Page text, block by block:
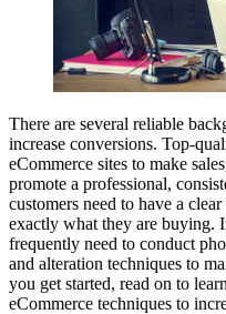
There are several reliable
increase conversions. Top-
eCommerce sites to make
promote a professional,
customers need to have a
exactly what they are buying.
frequently need to conduct
and alteration techniques to
you get started, read on to
eCommerce techniques to